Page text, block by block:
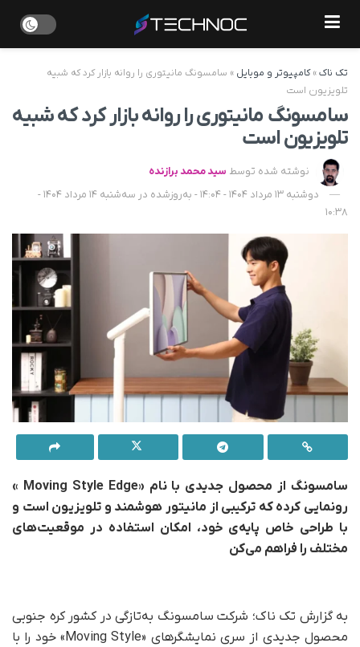
تک ناک»کامپیوتر و موبایل » سامسونگ مانیتوری را روانه بازار کرد که شبیه
تلویزیون است
سامسونگ مانیتوری را روانه بازار کرد که شبیه
تلویزیون است
نوشته شده توسط سید محمد برازنده
دوشنبه 13 مرداد 1404 - 14:04 - به‌روزشده در سه‌شنبه 14 مرداد 1404 -
10:38
سامسونگ از محصول جدیدی با نام «Moving Style Edge »
رونمایی کرده که ترکیبی از مانیتور هوشمند و تلویزیون است و
با طراحی خاص پایه‌ی خود، امکان استفاده در موقعیت‌های
مختلف را فراهم می‌کن
به گزارش تک ناک؛ شرکت سامسونگ به‌تازگی در کشور کره جنوبی
محصول جدیدی از سری نمایشگرهای «Moving Style» خود را با